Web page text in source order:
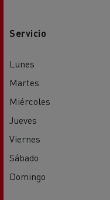
Servicio
Lunes
Martes
Miércoles
Jueves
Viernes
Sábado
Domingo